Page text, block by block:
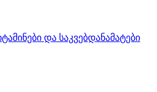
და საკვებდანამატები